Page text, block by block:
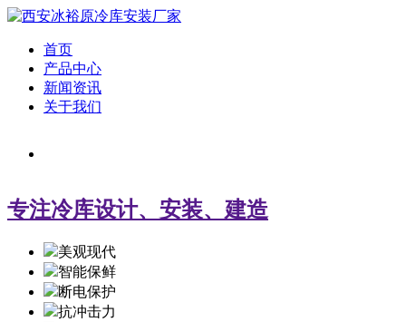
首页
产品中心
新闻资讯
关于我们
专注冷库设计、安装、建造
美观现代
智能保鲜
断电保护
抗冲击力